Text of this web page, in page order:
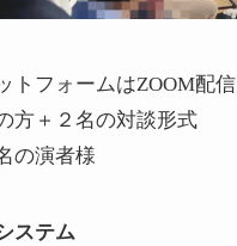
トフォームはZOOM配信
方＋２名の対談形式
の演者様
ステム